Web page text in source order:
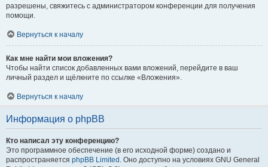
разрешены, свяжитесь с администратором конференции для получения
помощи.
Вернуться к началу
Как мне найти мои вложения?
Чтобы найти список добавленных вами вложений, перейдите в ваш
личный раздел и щёлкните по ссылке «Вложения».
Вернуться к началу
Информация о phpBB
Кто написал эту конференцию?
Это программное обеспечение (в его исходной форме) создано и
распространяется phpBB Limited . Оно доступно на условиях GNU General